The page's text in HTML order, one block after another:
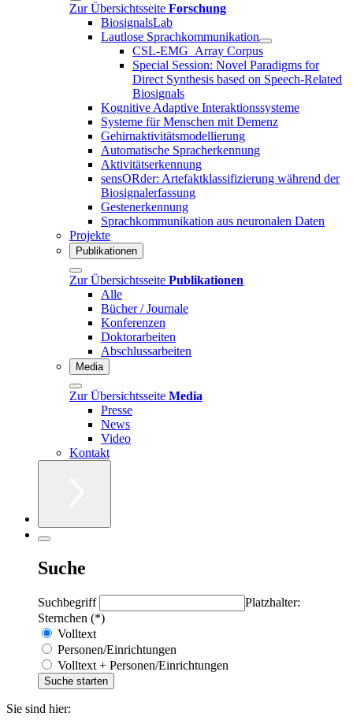
Zur Übersichtsseite Forschung
BiosignalsLab
Lautlose Sprachkommunikation
CSL-EMG_Array Corpus
Special Session: Novel Paradigms for
Direct Synthesis based on Speech-Related
Biosignals
Kognitive Adaptive Interaktionssysteme
Systeme für Menschen mit Demenz
Gehirnaktivitätsmodellierung
Automatische Spracherkennung
Aktivitätserkennung
sensORder: Artefaktklassifizierung während der
Biosignalerfassung
Gestenerkennung
Sprachkommunikation aus neuronalen Daten
Projekte
Publikationen
Zur Übersichtsseite Publikationen
Alle
Bücher / Journale
Konferenzen
Doktorarbeiten
Abschlussarbeiten
Media
Zur Übersichtsseite Media
Presse
News
Video
Kontakt
Suche
Suchbegriff
Platzhalter:
Sternchen (*)
Volltext
Personen/Einrichtungen
Volltext + Personen/Einrichtungen
Sie sind hier: